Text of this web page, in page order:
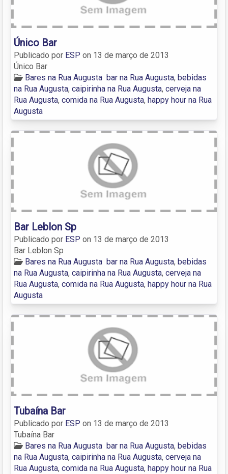
Único Bar
Publicado por ESP on 13 de março de 2013
Único Bar
Bares na Rua Augusta bar na Rua Augusta, bebidas
na Rua Augusta, caipirinha na Rua Augusta, cerveja na
Rua Augusta, comida na Rua Augusta, happy hour na Rua
Augusta
Bar Leblon Sp
Publicado por ESP on 13 de março de 2013
Bar Leblon Sp
Bares na Rua Augusta bar na Rua Augusta, bebidas
na Rua Augusta, caipirinha na Rua Augusta, cerveja na
Rua Augusta, comida na Rua Augusta, happy hour na Rua
Augusta
Tubaína Bar
Publicado por ESP on 13 de março de 2013
Tubaína Bar
Bares na Rua Augusta bar na Rua Augusta, bebidas
na Rua Augusta, caipirinha na Rua Augusta, cerveja na
Rua Augusta, comida na Rua Augusta, happy hour na Rua